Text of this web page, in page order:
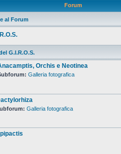
Forum
al Forum
G.I.R.O.S.
Orchis e Neotinea
Galleria fotografica
Galleria fotografica